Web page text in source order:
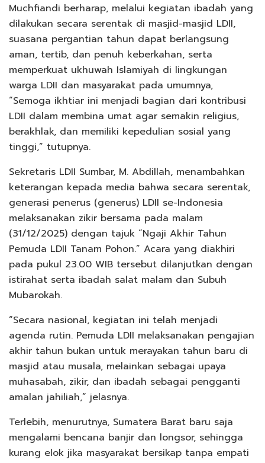
Muchfiandi berharap, melalui kegiatan ibadah yang
dilakukan secara serentak di masjid-masjid LDII,
suasana pergantian tahun dapat berlangsung
aman, tertib, dan penuh keberkahan, serta
memperkuat ukhuwah Islamiyah di lingkungan
warga LDII dan masyarakat pada umumnya,
“Semoga ikhtiar ini menjadi bagian dari kontribusi
LDII dalam membina umat agar semakin religius,
berakhlak, dan memiliki kepedulian sosial yang
tinggi,” tutupnya.
Sekretaris LDII Sumbar, M. Abdillah, menambahkan
keterangan kepada media bahwa secara serentak,
generasi penerus (generus) LDII se-Indonesia
melaksanakan zikir bersama pada malam
(31/12/2025) dengan tajuk “Ngaji Akhir Tahun
Pemuda LDII Tanam Pohon.” Acara yang diakhiri
pada pukul 23.00 WIB tersebut dilanjutkan dengan
istirahat serta ibadah salat malam dan Subuh
Mubarokah.
“Secara nasional, kegiatan ini telah menjadi
agenda rutin. Pemuda LDII melaksanakan pengajian
akhir tahun bukan untuk merayakan tahun baru di
masjid atau musala, melainkan sebagai upaya
muhasabah, zikir, dan ibadah sebagai pengganti
amalan jahiliah,” jelasnya.
Terlebih, menurutnya, Sumatera Barat baru saja
mengalami bencana banjir dan longsor, sehingga
kurang elok jika masyarakat bersikap tanpa empati